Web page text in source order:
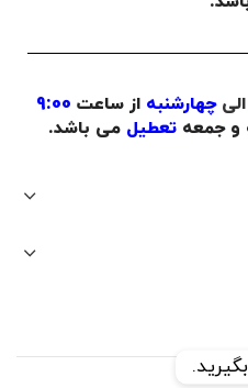
الی چهارشنبه از ساعت 9:00
و جمعهتعطیل می باشد.